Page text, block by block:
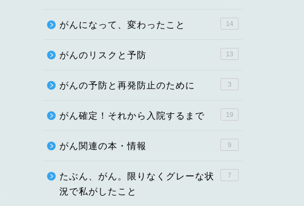
がんになって、変わったこと 14
がんのリスクと予防 13
がんの予防と再発防止のために 3
がん確定！それから入院するまで 19
がん関連の本・情報 9
たぶん、がん。限りなくグレーな状
況で私がしたこと
7